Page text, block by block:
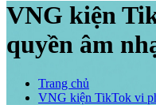
VNG kiện
quyền âm
Trang chủ
VNG kiện TikTok vi